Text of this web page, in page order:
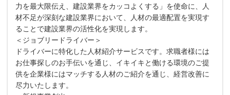
力を最大限伝え、建設業界をカッコよくする」を使命に、人
材不足が深刻な建設業界において、人材の最適配置を実現す
ることで建設業界の活性化を実現します。
＜ジョブリードライバー＞
ドライバーに特化した人材紹介サービスです。求職者様には
お仕事探しのお手伝いを通じ、イキイキと働ける環境のご提
供を企業様にはマッチする人材のご紹介を通じ、経営改善に
尽力いたします。